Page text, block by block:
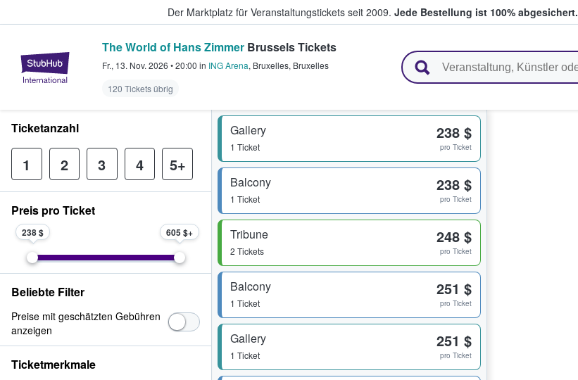
Der Marktplatz für Veranstaltungstickets seit 2009. Jede Bestellung ist 100% abgesichert.
StubHub - Wo Fans Tickets kaufen & verkaufen
The World of Hans Zimmer Brussels Tickets
Fr., 13. Nov. 2026 •20:00 in ING Arena, Bruxelles, Bruxelles
120 Tickets übrig
Gallery
1 Ticket
238 $
pro Ticket
Balcony
1 Ticket
238 $
pro Ticket
Tribune
2 Tickets
248 $
pro Ticket
Balcony
1 Ticket
251 $
pro Ticket
Gallery
1 Ticket
251 $
pro Ticket
Ticketanzahl
1 2 3 4 5+
Preis pro Ticket
238 $ 605 $
Beliebte Filter
Preise mit geschätzten Gebühren
anzeigen
Ticketmerkmale